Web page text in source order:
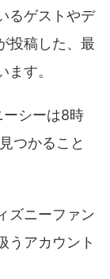
るゲストやデ
投稿した、最
す。
ーシーは8時
つかること
ズニーファン
うアカウント